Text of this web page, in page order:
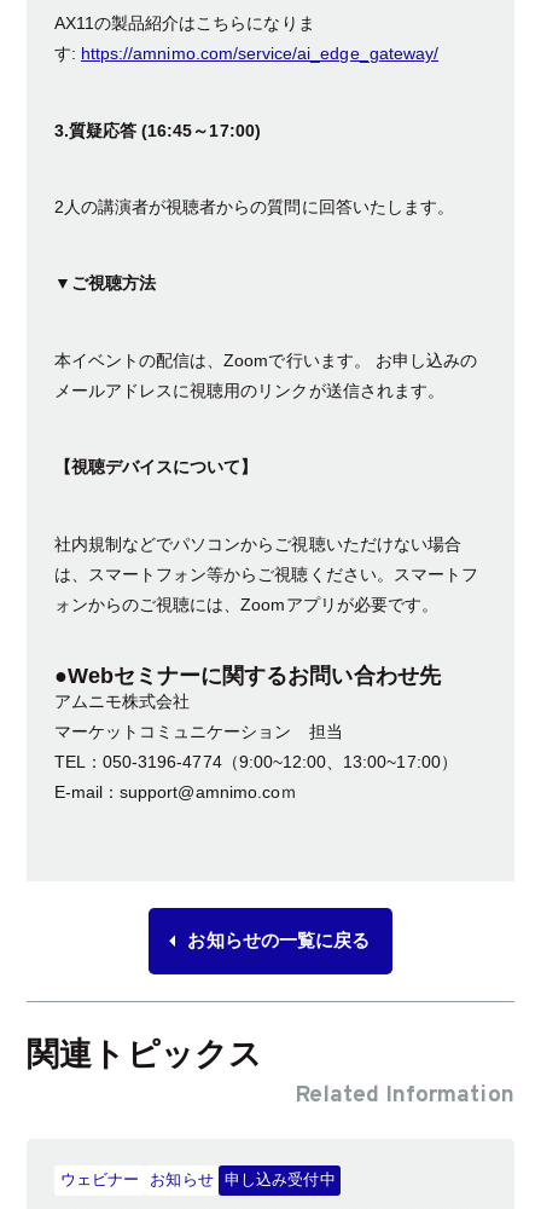
AX11の製品紹介はこちらになりま
す: https://amnimo.com/service/ai_edge_gateway/
3.質疑応答 (16:45～17:00)
2人の講演者が視聴者からの質問に回答いたします。
▼ご視聴方法
本イベントの配信は、Zoomで行います。 お申し込みの
メールアドレスに視聴用のリンクが送信されます。
【視聴デバイスについて】
社内規制などでパソコンからご視聴いただけない場合
は、スマートフォン等からご視聴ください。スマートフ
ォンからのご視聴には、Zoomアプリが必要です。
●Webセミナーに関するお問い合わせ先
アムニモ株式会社
マーケットコミュニケーション 担当
TEL：050-3196-4774（9:00~12:00、13:00~17:00）
E-mail：support@amnimo.coｍ
お知らせの一覧に戻る
関連トピックス
Related Information
ウェビナー お知らせ 申し込み受付中